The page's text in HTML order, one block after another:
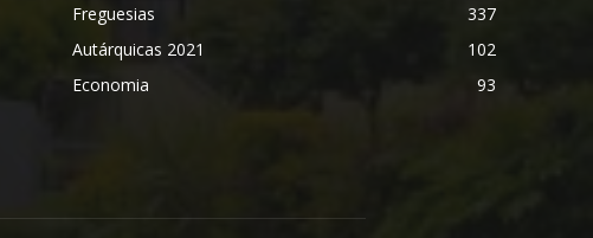
Freguesias
337
Autárquicas 2021
102
Economia
93